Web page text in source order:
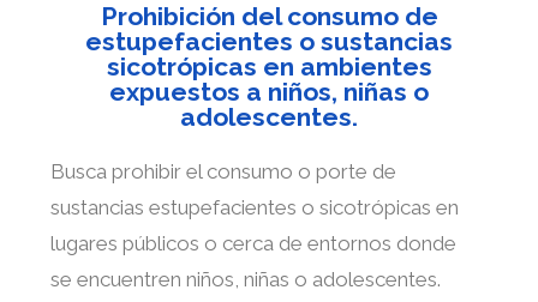
Prohibición del consumo de
estupefacientes o sustancias
sicotrópicas en ambientes
expuestos a niños, niñas o
adolescentes.
Busca prohibir el consumo o porte de
sustancias estupefacientes o sicotrópicas en
lugares públicos o cerca de entornos donde
se encuentren niños, niñas o adolescentes.